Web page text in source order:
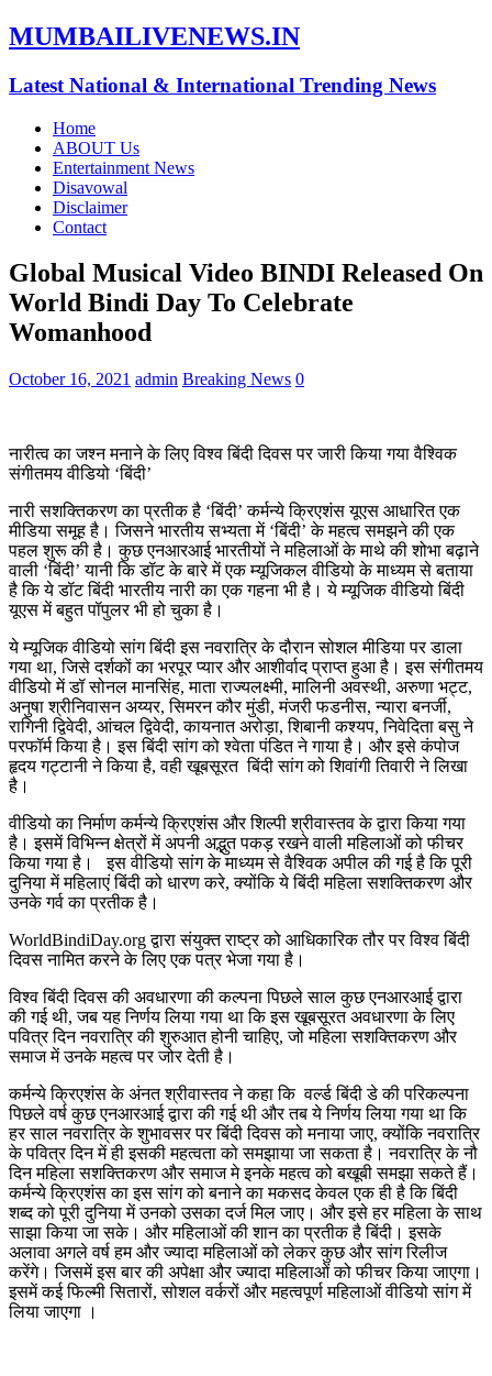
MUMBAILIVENEWS.IN
Latest National & International Trending News
Home
ABOUT Us
Entertainment News
Disavowal
Disclaimer
Contact
Global Musical Video BINDI Released On
World Bindi Day To Celebrate
Womanhood
October 16, 2021 admin Breaking News 0
नारीत्व का जश्न मनाने के लिए विश्व बिंदी दिवस पर जारी किया गया वैश्विक
संगीतमय वीडियो ‘बिंदी’
नारी सशक्तिकरण का प्रतीक है ‘बिंदी’ कर्मन्ये क्रिएशंस यूएस आधारित एक
मीडिया समूह है। जिसने भारतीय सभ्यता में ‘बिंदी’ के महत्व समझने की एक
पहल शुरू की है। कुछ एनआरआई भारतीयों ने महिलाओं के माथे की शोभा बढ़ाने
वाली ‘बिंदी’ यानी कि डॉट के बारे में एक म्यूजिकल वीडियो के माध्यम से बताया
है कि ये डॉट बिंदी भारतीय नारी का एक गहना भी है। ये म्यूजिक वीडियो बिंदी
यूएस में बहुत पॉपुलर भी हो चुका है।
ये म्यूजिक वीडियो सांग बिंदी इस नवरात्रि के दौरान सोशल मीडिया पर डाला
गया था, जिसे दर्शकों का भरपूर प्यार और आशीर्वाद प्राप्त हुआ है। इस संगीतमय
वीडियो में डॉ सोनल मानसिंह, माता राज्यलक्ष्मी, मालिनी अवस्थी, अरुणा भट्ट,
अनुषा श्रीनिवासन अय्यर, सिमरन कौर मुंडी, मंजरी फडनीस, न्यारा बनर्जी,
रागिनी द्विवेदी, आंचल द्विवेदी, कायनात अरोड़ा, शिबानी कश्यप, निवेदिता बसु ने
परफॉर्म किया है। इस बिंदी सांग को श्वेता पंडित ने गाया है। और इसे कंपोज
हृदय गट्टानी ने किया है, वही खूबसूरत बिंदी सांग को शिवांगी तिवारी ने लिखा
है।
वीडियो का निर्माण कर्मन्ये क्रिएशंस और शिल्पी श्रीवास्तव के द्वारा किया गया
है। इसमें विभिन्न क्षेत्रों में अपनी अद्भुत पकड़ रखने वाली महिलाओं को फीचर
किया गया है। इस वीडियो सांग के माध्यम से वैश्विक अपील की गई है कि पूरी
दुनिया में महिलाएं बिंदी को धारण करे, क्योंकि ये बिंदी महिला सशक्तिकरण और
उनके गर्व का प्रतीक है।
WorldBindiDay.org द्वारा संयुक्त राष्ट्र को आधिकारिक तौर पर विश्व बिंदी
दिवस नामित करने के लिए एक पत्र भेजा गया है।
विश्व बिंदी दिवस की अवधारणा की कल्पना पिछले साल कुछ एनआरआई द्वारा
की गई थी, जब यह निर्णय लिया गया था कि इस खूबसूरत अवधारणा के लिए
पवित्र दिन नवरात्रि की शुरुआत होनी चाहिए, जो महिला सशक्तिकरण और
समाज में उनके महत्व पर जोर देती है।
कर्मन्ये क्रिएशंस के अंनत श्रीवास्तव ने कहा कि वर्ल्ड बिंदी डे की परिकल्पना
पिछले वर्ष कुछ एनआरआई द्वारा की गई थी और तब ये निर्णय लिया गया था कि
हर साल नवरात्रि के शुभावसर पर बिंदी दिवस को मनाया जाए, क्योंकि नवरात्रि
के पवित्र दिन में ही इसकी महत्वता को समझाया जा सकता है। नवरात्रि के नौ
दिन महिला सशक्तिकरण और समाज मे इनके महत्व को बखूबी समझा सकते हैं।
कर्मन्ये क्रिएशंस का इस सांग को बनाने का मकसद केवल एक ही है कि बिंदी
शब्द को पूरी दुनिया में उनको उसका दर्ज मिल जाए। और इसे हर महिला के साथ
साझा किया जा सके। और महिलाओं की शान का प्रतीक है बिंदी। इसके
अलावा अगले वर्ष हम और ज्यादा महिलाओं को लेकर कुछ और सांग रिलीज
करेंगे। जिसमें इस बार की अपेक्षा और ज्यादा महिलाओं को फीचर किया जाएगा।
इसमें कई फिल्मी सितारों, सोशल वर्करों और महत्वपूर्ण महिलाओं वीडियो सांग में
लिया जाएगा ।